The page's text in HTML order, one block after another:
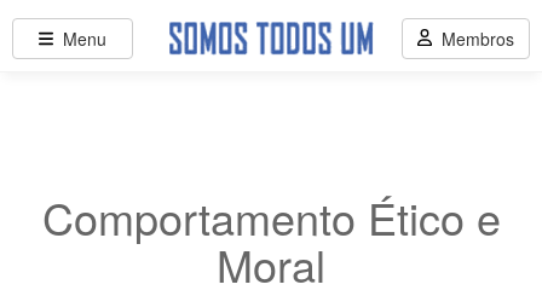
Comportamento Ético e
Moral
Menu Membros